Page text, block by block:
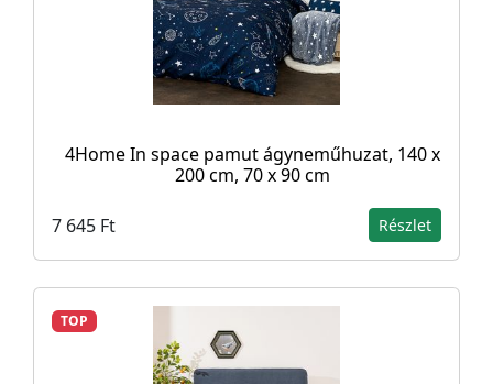
4Home In space pamut ágyneműhuzat, 140 x
200 cm, 70 x 90 cm
7 645 Ft Részlet
TOP